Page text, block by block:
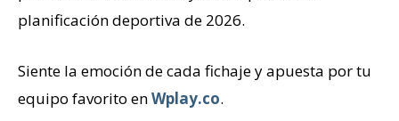
planificación deportiva de 2026.
Siente la emoción de cada fichaje y apuesta por tu
equipo favorito enWplay.co.